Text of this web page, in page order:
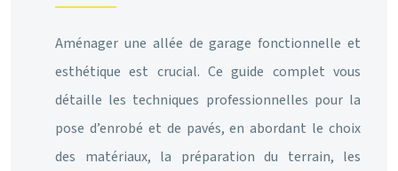
Aménager une allée de garage fonctionnelle et
esthétique est crucial. Ce guide complet vous
détaille les techniques professionnelles pour la
pose d’enrobé et de pavés, en abordant le choix
des matériaux, la préparation du terrain, les